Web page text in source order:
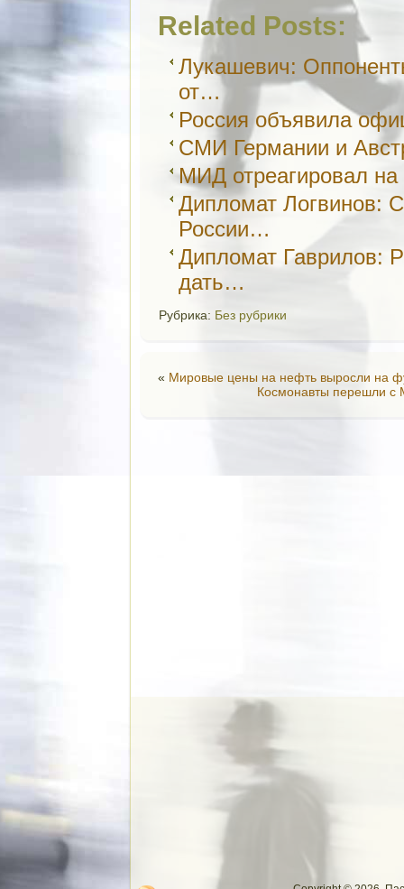
Related Posts:
Лукашевич:
от…
Россия объявила
СМИ Германии и
МИД отреагировал
Дипломат Логвинов:
России…
Дипломат Гаврилов:
дать…
Рубрика: Без рубрики
« Мировые цены на нефть выросли на
Космонавты перешли с